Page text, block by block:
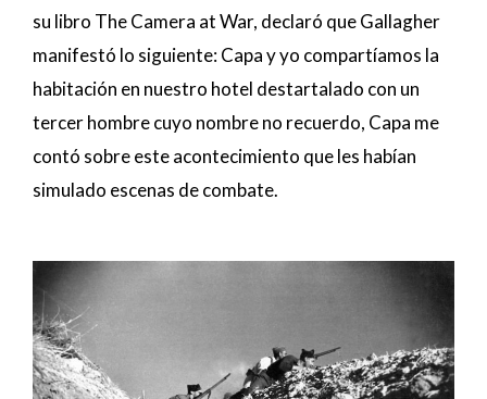
su libro The Camera at War, declaró que Gallagher
manifestó lo siguiente: Capa y yo compartíamos la
habitación en nuestro hotel destartalado con un
tercer hombre cuyo nombre no recuerdo, Capa me
contó sobre este acontecimiento que les habían
simulado escenas de combate.